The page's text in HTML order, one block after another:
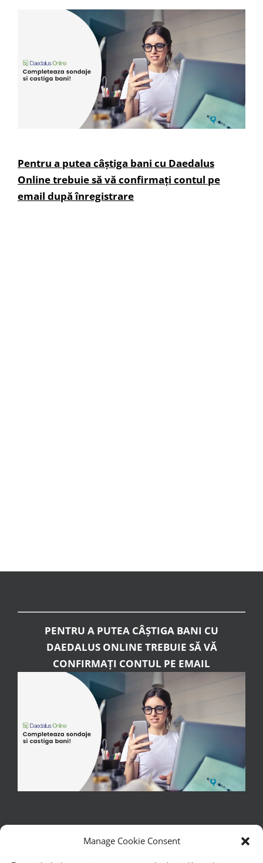
Manage Cookie Consent
Pentru a putea câștiga bani cu Daedalus
Online trebuie să vă confirmați contul pe
email după înregistrare
PENTRU A PUTEA CÂȘTIGA BANI CU
DAEDALUS ONLINE TREBUIE SĂ VĂ
CONFIRMAȚI CONTUL PE EMAIL